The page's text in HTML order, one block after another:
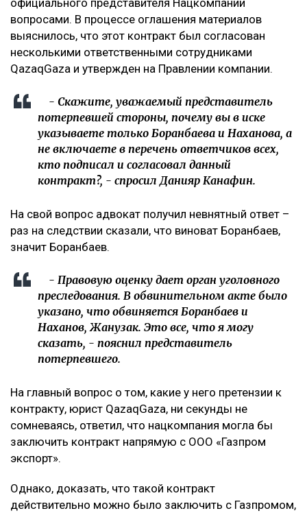
официального представителя Нацкомпании
вопросами. В процессе оглашения материалов
выяснилось, что этот контракт был согласован
несколькими ответственными сотрудниками
QazaqGazа и утвержден на Правлении компании.
- Скажите, уважаемый представитель
потерпевшей стороны, почему вы в иске
указываете только Боранбаева и Наханова, а
не включаете в перечень ответчиков всех,
кто подписал и согласовал данный
контракт?, - спросил Данияр Канафин.
На свой вопрос адвокат получил невнятный ответ –
раз на следствии сказали, что виноват Боранбаев,
значит Боранбаев.
- Правовую оценку дает орган уголовного
преследования. В обвинительном акте было
указано, что обвиняется Боранбаев и
Наханов, Жанузак. Это все, что я могу
сказать, - пояснил представитель
потерпевшего.
На главный вопрос о том, какие у него претензии к
контракту, юрист QazaqGazа, ни секунды не
сомневаясь, ответил, что нацкомпания могла бы
заключить контракт напрямую с ООО «Газпром
экспорт».
Однако, доказать, что такой контракт
действительно можно было заключить с Газпромом,